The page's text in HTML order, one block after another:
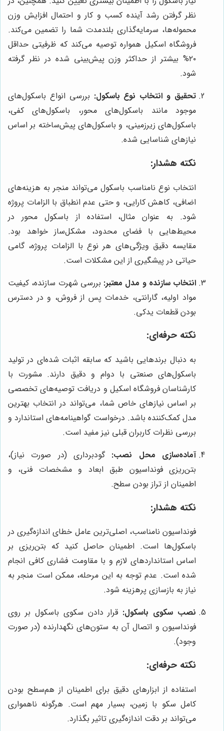
نظر گرفتن رشد آینده کسب و کار و احتمال افزایش وزن
محموله‌ها، سرمایه‌گذاری بلندمدت شما را تضمین می‌کند.
فروشگاه اسکیل همواره توصیه می‌کند که ظرفیتی حداقل
۲۰% بیشتر از حداکثر وزن پیش‌بینی شده در نظر گرفته
شود.
تحقیق و انتخاب نوع باسکول: بررسی انواع باسکول‌های
موجود مانند باسکول‌های محور، باسکول‌های کفی،
باسکول‌های زیرزمینی، و باسکول‌های پیش‌ساخته بر اساس
نیازهای شناسایی شده.
نکته هشدار:
انتخاب نوع نامناسب باسکول می‌تواند منجر به هزینه‌های
اضافی، کاهش کارایی، و حتی عدم انطباق با الزامات پروژه
شود. به عنوان مثال، استفاده از باسکول محور در
محیط‌هایی با فضای محدود، مشکل‌ساز خواهد بود.
مقایسه دقیق ویژگی‌های هر نوع با الزامات پروژه، گامی
حیاتی در پیشگیری از این مشکلات است.
انتخاب سازنده و مدل معتبر: بررسی شهرت سازنده، کیفیت
مواد اولیه، گارانتی، خدمات پس از فروش، و در دسترس
بودن قطعات یدکی.
نکته حرفه‌ای:
به دنبال برندهایی باشید که سابقه اثبات شده‌ای در تولید
باسکول‌های صنعتی با دوام و دقیق دارند. مشورت با
کارشناسان فروشگاه اسکیل و دریافت توصیه‌های تخصصی
بر اساس نیازهای خاص شما، می‌تواند در انتخاب بهترین
مدل کمک‌کننده باشد. درخواست گواهینامه‌های استاندارد و
بررسی نظرات کاربران قبلی نیز مفید است.
آماده‌سازی محل نصب: گودبرداری (در صورت نیاز)،
بتن‌ریزی فونداسیون طبق ابعاد و مشخصات فنی، و
اطمینان از تراز بودن سطح.
نکته هشدار:
فونداسیون نامناسب، اصلی‌ترین عامل خطای اندازه‌گیری در
باسکول‌ها است. اطمینان حاصل کنید که بتن‌ریزی بر
اساس استانداردهای لازم و با مقاومت فشاری کافی انجام
شده است. عدم توجه به این مرحله، ممکن است منجر به
نیاز به بازسازی پرهزینه شود.
نصب سکوی باسکول: قرار دادن سکوی باسکول بر روی
فونداسیون و اتصال آن به ستون‌های نگهدارنده (در صورت
وجود).
نکته حرفه‌ای:
استفاده از ابزارهای دقیق برای اطمینان از هم‌سطح بودن
کامل سکو با زمین، بسیار مهم است. هرگونه ناهمواری
می‌تواند بر دقت اندازه‌گیری تاثیر بگذارد.